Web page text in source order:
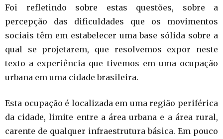
Foi refletindo sobre estas questões, sobre a
percepção das dificuldades que os movimentos
sociais têm em estabelecer uma base sólida sobre a
qual se projetarem, que resolvemos expor neste
texto a experiência que tivemos em uma ocupação
urbana em uma cidade brasileira.
Esta ocupação é localizada em uma região periférica
da cidade, limite entre a área urbana e a área rural,
carente de qualquer infraestrutura básica. Em pouco